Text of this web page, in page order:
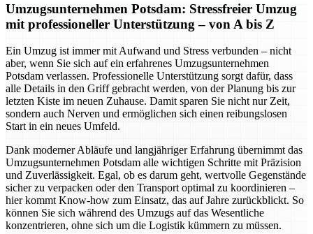
Umzugsunternehmen Potsdam: Stressfreier Umzug
mit professioneller Unterstützung – von A bis Z
Ein Umzug ist immer mit Aufwand und Stress verbunden – nicht
aber, wenn Sie sich auf ein erfahrenes Umzugsunternehmen
Potsdam verlassen. Professionelle Unterstützung sorgt dafür, dass
alle Details in den Griff gebracht werden, von der Planung bis zur
letzten Kiste im neuen Zuhause. Damit sparen Sie nicht nur Zeit,
sondern auch Nerven und ermöglichen sich einen reibungslosen
Start in ein neues Umfeld.
Dank moderner Abläufe und langjähriger Erfahrung übernimmt das
Umzugsunternehmen Potsdam alle wichtigen Schritte mit Präzision
und Zuverlässigkeit. Egal, ob es darum geht, wertvolle Gegenstände
sicher zu verpacken oder den Transport optimal zu koordinieren –
hier kommt Know-how zum Einsatz, das auf Jahre zurückblickt. So
können Sie sich während des Umzugs auf das Wesentliche
konzentrieren, ohne sich um die Logistik kümmern zu müssen.